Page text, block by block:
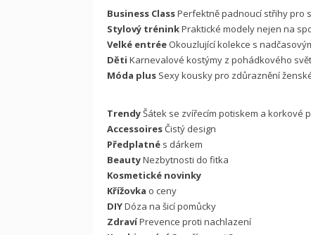
Business ClassPerfektně padnoucí střihy pro
Stylový tréninkPraktické modely nejen na
Velké entrée Okouzlující kolekce s
Děti Karnevalové kostýmy z pohádkového
Móda plus Sexy kousky pro zdůraznění
TrendyŠátek se zvířecím potiskem a korkové
AccessoiresČistý design
Předplatné s dárkem
BeautyNezbytnosti do fitka
Kosmetické novinky
Křížovka o ceny
DIYDóza na šicí pomůcky
ZdravíPrevence proti nachlazení